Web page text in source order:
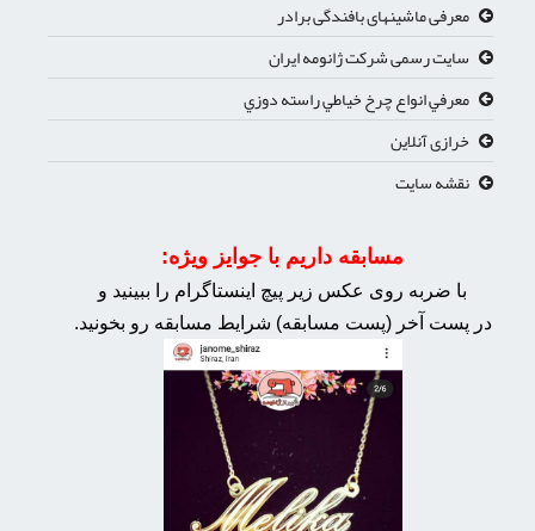
معرفی ماشینهای بافندگی برادر
سایت رسمی شرکت ژانومه ایران
معرفي انواع چرخ خياطي راسته دوزي
خرازی آنلاین
نقشه سایت
مسابقه داریم با جوایز ویژه:
با ضربه روی عکس زیر پیچ اینستاگرام را ببینید و
در پست آخر (پست مسابقه) شرایط مسابقه رو بخونید.